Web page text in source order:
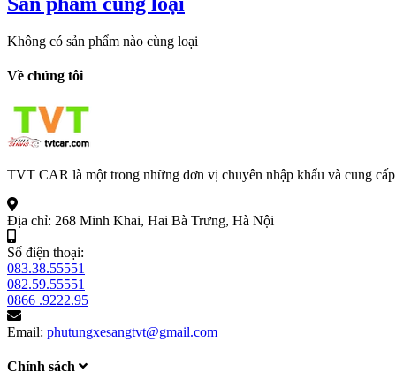
Không có sản phẩm nào cùng loại
Về chúng tôi
TVT CAR là một trong những đơn vị chuyên nhập khẩu và cung
Địa chỉ: 268 Minh Khai, Hai Bà Trưng, Hà Nội
Số điện thoại:
083.38.55551
082.59.55551
0866 .9222.95
Email: phutungxesangtvt@gmail.com
Chính sách